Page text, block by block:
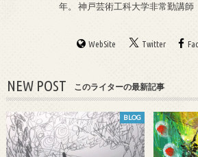
年。 神戸芸術工科大学非常勤講師
WebSite Twitter
NEW POST このライターの最新記事
BLOG